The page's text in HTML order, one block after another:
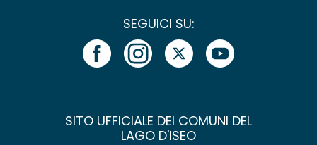
SEGUICI SU:
SITO UFFICIALE DEI COMUNI DEL
LAGO D'ISEO